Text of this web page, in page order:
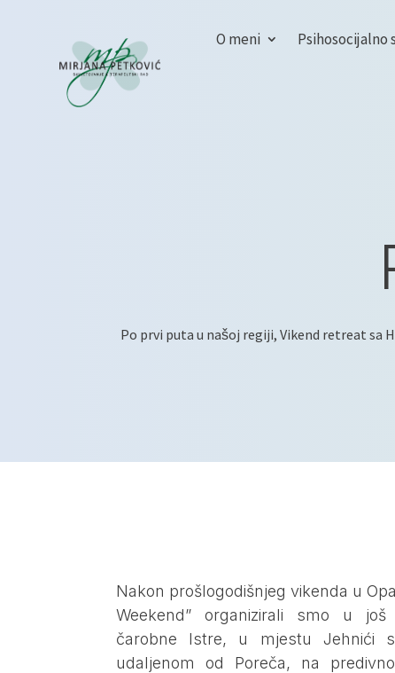
O meni Psihosocijalno
Po prvi puta u našoj regiji, Vikend retreat sa
Nakon prošlogodišnjeg vikenda u
Weekend” organizirali smo u još
čarobne Istre, u mjestu Jehnići
udaljenom od Poreča, na